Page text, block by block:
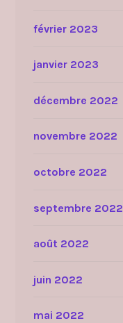
février 2023
janvier 2023
décembre 2022
novembre 2022
octobre 2022
septembre 2022
août 2022
juin 2022
mai 2022